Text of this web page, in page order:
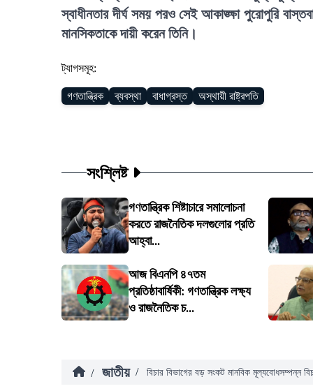
স্বাধীনতার দীর্ঘ সময় পরও সেই আকাঙ্ক্ষা পুরোপুরি
মানসিকতাকে দায়ী করেন তিনি।
ট্যাগসমূহ:
গণতান্ত্রিক ব্যবস্থা বাধাগ্রস্ত অস্থায়ী রাষ্ট্রপতি
সংশ্লিষ্ট
গণতান্ত্রিক শিষ্টাচারে সমালোচনা
করতে রাজনৈতিক দলগুলোর প্রতি
আহ্বা...
আজ বিএনপি ৪৭তম
প্রতিষ্ঠাবার্ষিকী: গণতান্ত্রিক লক্ষ্য
ও রাজনৈতিক চ...
/ জাতীয় / বিচার বিভাগের বড় সংকট মানবিক মূল্যবোধসম্পন্ন